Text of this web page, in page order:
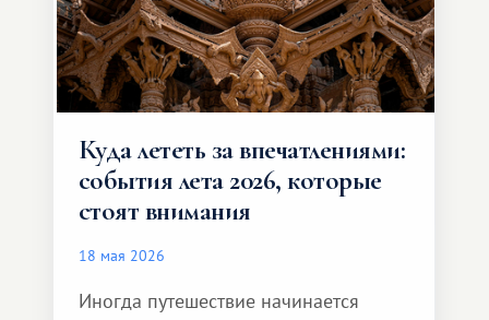
Куда лететь за впечатлениями:
события лета 2026, которые
стоят внимания
18 мая 2026
Иногда путешествие начинается